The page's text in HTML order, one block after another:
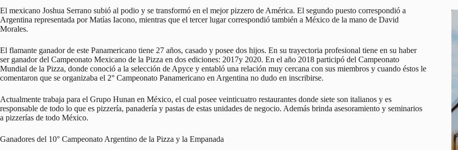
El mexicano Joshua Serrano subió al podio y se transformó en el mejor pizzero de América. El segundo puesto correspondió a
Argentina representada por Matías Iacono, mientras que el tercer lugar correspondió también a México de la mano de David
Morales.
El flamante ganador de este Panamericano tiene 27 años, casado y posee dos hijos. En su trayectoria profesional tiene en su haber
ser ganador del Campeonato Mexicano de la Pizza en dos ediciones: 2017y 2020. En el año 2018 participó del Campeonato
Mundial de la Pizza, donde conoció a la selección de Apyce y entabló una relación muy cercana con sus miembros y cuando éstos le
comentaron que se organizaba el 2° Campeonato Panamericano en Argentina no dudo en inscribirse.
Actualmente trabaja para el Grupo Hunan en México, el cual posee veinticuatro restaurantes donde siete son italianos y es
responsable de todo lo que es pizzería, panadería y pastas de estas unidades de negocio. Además brinda asesoramiento y seminarios
a pizzerías de todo México.
Ganadores del 10° Campeonato Argentino de la Pizza y la Empanada